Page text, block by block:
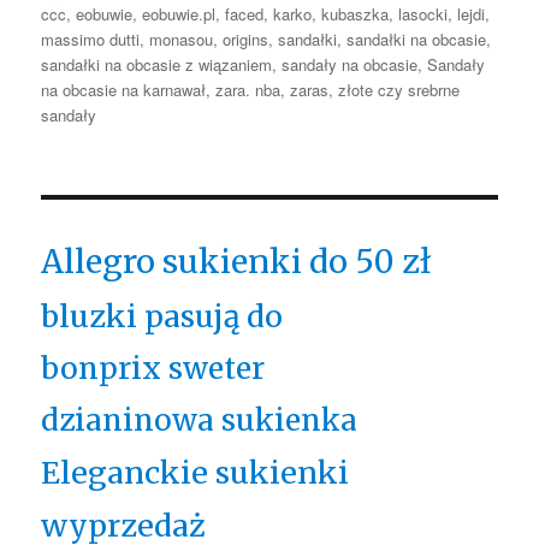
ccc,eobuwie,eobuwie.pl,faced,karko,kubaszka, lasocki, lejdi,
massimo dutti, monasou,origins,sandałki,sandałki na obcasie,
sandałki na obcasie z wiązaniem,sandały na obcasie,Sandały
na obcasie na karnawał,zara. nba,zaras,złote czy srebrne
sandały
Allegro sukienki do 50 zł
bluzki pasują do
bonprix sweter
dzianinowa sukienka
Eleganckie sukienki
wyprzedaż